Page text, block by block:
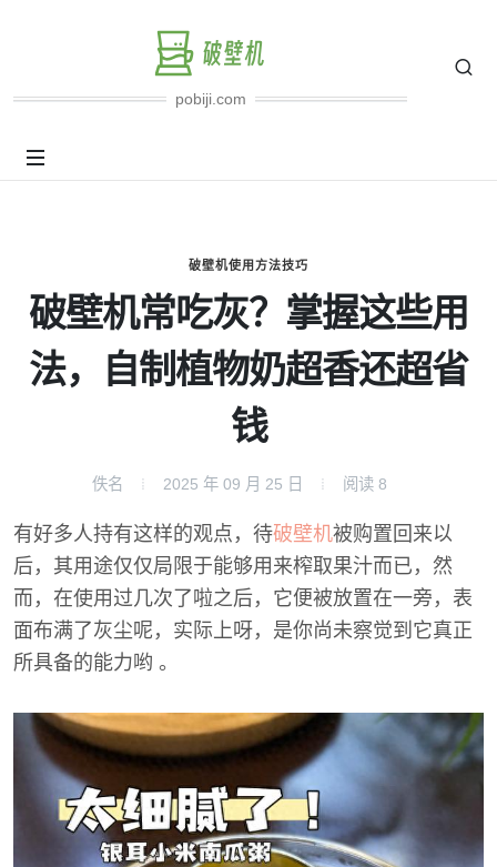
pobiji.com
破壁机使用方法技巧
破壁机常吃灰？掌握这些用
法，自制植物奶超香还超省
钱
佚名 2025 年 09 月 25 日 阅读 8
有好多人持有这样的观点，待破壁机被购置回来以
后，其用途仅仅局限于能够用来榨取果汁而已，然
而，在使用过几次了啦之后，它便被放置在一旁，表
面布满了灰尘呢，实际上呀，是你尚未察觉到它真正
所具备的能力哟 。